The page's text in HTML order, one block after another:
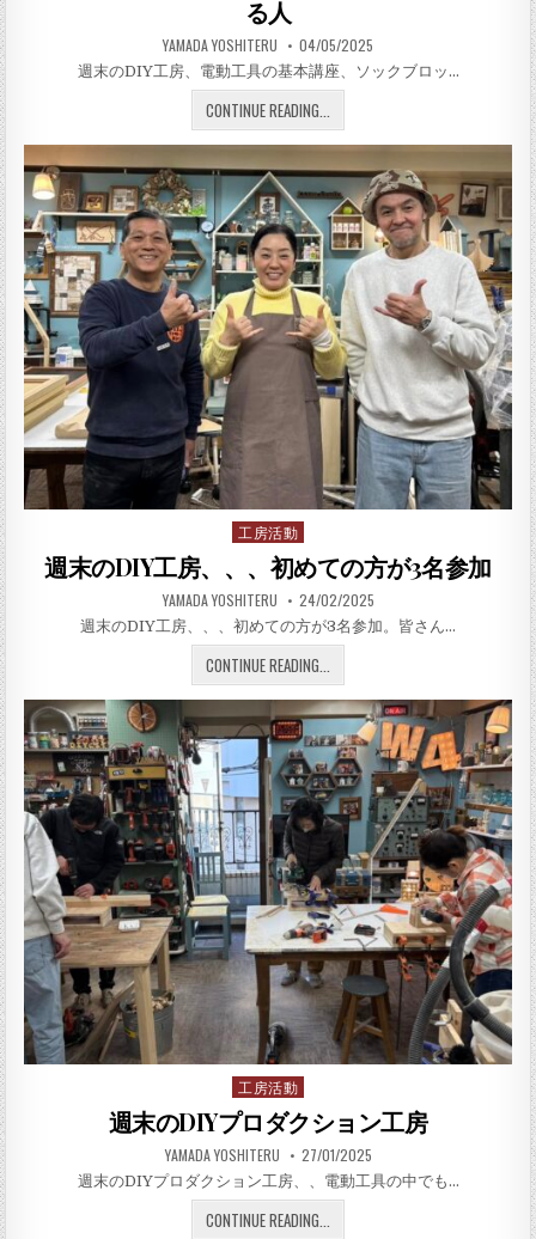
る人
AUTHOR:
YAMADA YOSHITERU PUBLISHED DATE:
04/05/2025
週末のDIY工房、電動工具の基本講座、ソックブロッ…
CONTINUE READING... 電動工具の基本講座、ソッ
Posted in
工房活動
週末のDIY工房、、、初めての方が3名参加
AUTHOR:
YAMADA YOSHITERU PUBLISHED DATE:
24/02/2025
週末のDIY工房、、、初めての方が3名参加。皆さん…
CONTINUE READING... 週末のDIY工房、、、初めて
Posted in
工房活動
週末のDIYプロダクション工房
AUTHOR:
YAMADA YOSHITERU PUBLISHED DATE:
27/01/2025
週末のDIYプロダクション工房、、電動工具の中でも…
CONTINUE READING... 週末のDIYプロダクション工房